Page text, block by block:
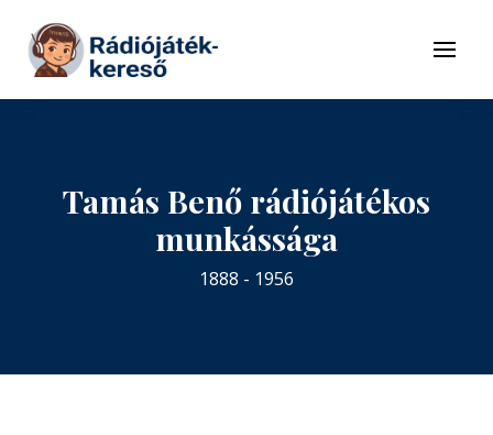
Tovább a tartalomhoz
Menü
Tamás Benő rádiójátékos
munkássága
1888 - 1956